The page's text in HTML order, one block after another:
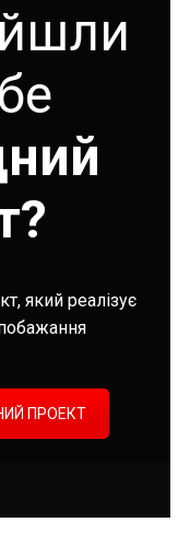
який реалізує
ПРОЕКТ